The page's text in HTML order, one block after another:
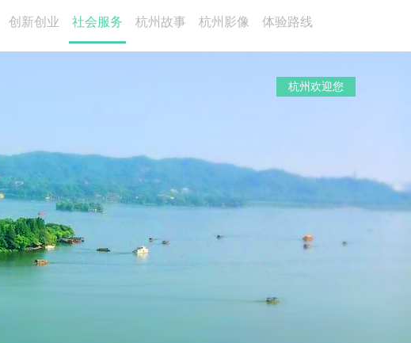
创新创业 社会服务 杭州故事 杭州影像 体验路线
杭州欢迎您